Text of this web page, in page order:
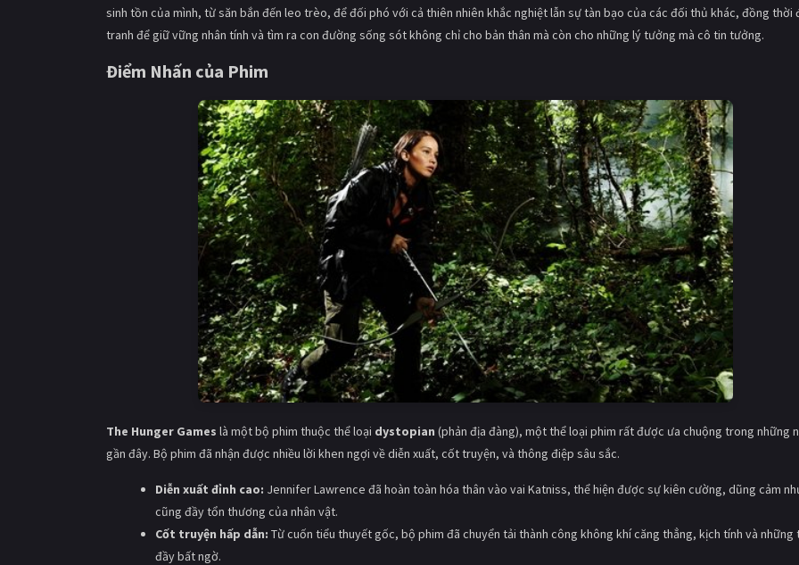
sinh tồn của mình, từ săn bắn đến leo trèo, để đối phó với cả thiên nhiên khắc nghiệt lẫn sự tàn bạo của các đối thủ khác, đồng thời
tranh để giữ vững nhân tính và tìm ra con đường sống sót không chỉ cho bản thân mà còn cho những lý tưởng mà cô tin tưởng.
Điểm Nhấn của Phim
The Hunger Games là một bộ phim thuộc thể loại dystopian (phản địa đàng), một thể loại phim rất được ưa chuộng trong những
gần đây. Bộ phim đã nhận được nhiều lời khen ngợi về diễn xuất, cốt truyện, và thông điệp sâu sắc.
Diễn xuất đỉnh cao: Jennifer Lawrence đã hoàn toàn hóa thân vào vai Katniss, thể hiện được sự kiên cường, dũng cảm
cũng đầy tổn thương của nhân vật.
Cốt truyện hấp dẫn: Từ cuốn tiểu thuyết gốc, bộ phim đã chuyển tải thành công không khí căng thẳng, kịch tính và
đầy bất ngờ.